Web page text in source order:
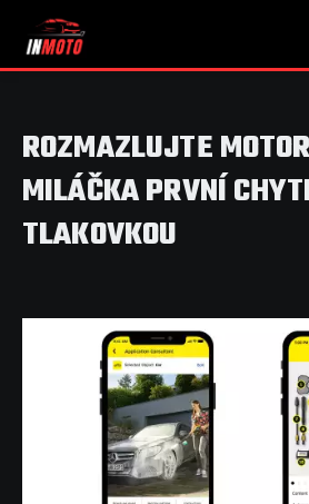
ROZMAZLUJTE
MILÁČKA PRVNÍ
TLAKOVKOU